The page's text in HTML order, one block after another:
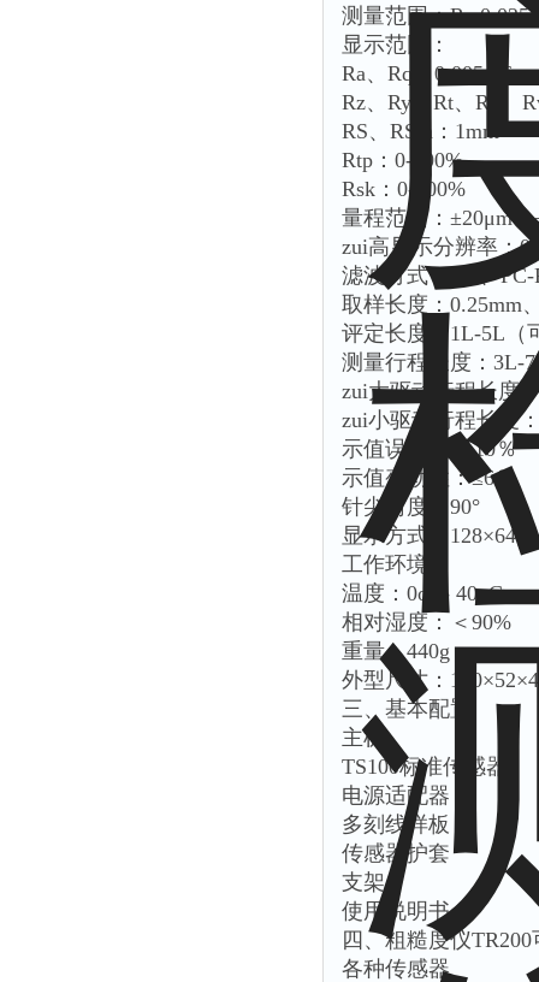
测量范围：
显示范围：
Ra、Rq：0.005-
Rz、Ry、Rt、Rp、
RS、RSm：1mm
Rtp：0-100%
Rsk：0-100%
量程范围：±20μm
zui高显示分辨率：
滤波方式：RC、
取样长度：0.25mm
评定长度：1L-5L（
测量行程长度：3L-
zui大驱动行程长度
zui小驱动行程长度
示值误差：≤±10％
示值变动性：≤6％
针尖角度：90°
显示方式：128×64
工作环境：
温度：0oC- 40oC
相对湿度：＜90%
重量：440g
外型尺寸：
三、基本配置
主机
TS100标准传感器
电源适配器
多刻线样板
传感器护套
支架
使用说明书
四、粗糙度仪
各种传感器